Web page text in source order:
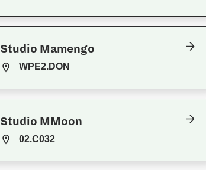
Studio Mamengo
WPE2.DON
Studio MMoon
02.C032